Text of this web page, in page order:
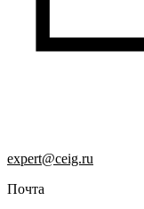
expert@ceig.ru
Почта